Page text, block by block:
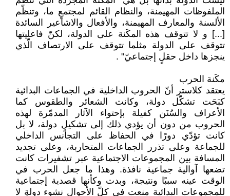
الملفوظات المهيمنة، والنظام ‏القائم لمجتمعٍ ما، وتنظّم
الألسنة والمعارف المهيمنة، ‏والأفعال والاشاعير السائدة
[...] و لا تتوقف ‏هذه المكَنة على الدولة، لكنّ فاعليتها
تتوقف على ‏الدولة مثلما تتوقف على الارتصاف الّذي
ينجزها ‏داخل حقلٍ إجتماعيّ"‏ ‏. ‏
مكَنة الحرب ‏
يعتقد كلاستر أنّ الحروب الداخلية في الجماعات ‏البدائية
كبَحَت تشكّل دولة، وكانت الشعائر ‏والطقوس كما
الأعراف والسُنَن كفيلة بإحتواء ‏الآثار المدمّرة لهذه
الحروب من دون أن يؤدي ذلك ‏إلى تشكيلٍ دولة، لا بل
كانت تؤدّي دورًا في ‏الحفاظ على التجانس الداخلي
للجماعة وعلى ‏تذرر الجماعات المتحاربة، وعلى تجديد
المسافة بين ‏المجموعات الاجتماعية عبر تشفيرات كانت
تضعها ‏آوالية جماعية نافذة. وهذا ما جعل الحرب في
‏الوقت عينه سببًا ونتيجة، وبدت وكأنها قصدية ‏إجتماعية
للمجموعات البدائية منعت في كلّ ‏الأحوال نشوء دولةٍ لا